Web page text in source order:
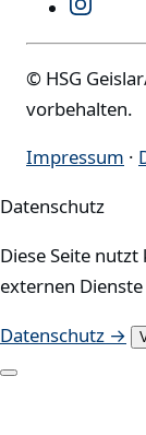
© HSG
vorbehalten.
Impressum ·
Datenschutz
Diese Seite
externen
Datenschutz →